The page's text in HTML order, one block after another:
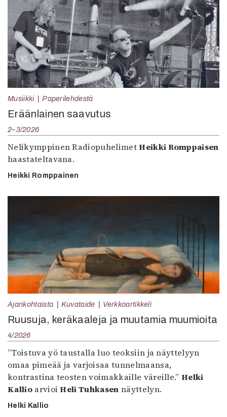
Musiikki Paperilehdestä
Eräänlainen saavutus
2–3/2026
Nelikymppinen RadiopuhelimetHeikki Romppaisen
haastateltavana.
Heikki Romppainen
Ajankohtaista Kuvataide Verkkoartikkeli
Ruusuja, keräkaaleja ja muutamia muumioita
4/2026
”Toistuva yö taustalla luo teoksiin ja näyttelyyn
omaa pimeää ja varjoisaa tunnelmaansa,
kontrastina teosten voimakkaille väreille.”Helki
KallioarvioiHeli Tuhkasen näyttelyn.
Helki Kallio